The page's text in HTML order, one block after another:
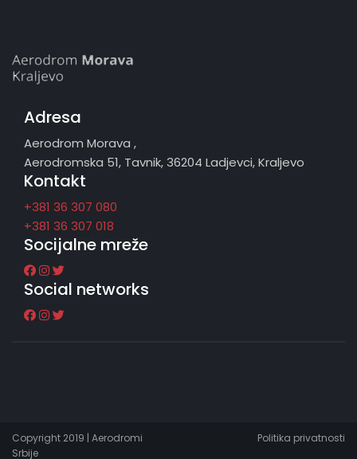
Adresa
Aerodrom Morava ,
Aerodromska 51, Tavnik, 36204 Ladjevci, Kraljevo
Kontakt
+381 36 307 080
+381 36 307 018
Socijalne mreže
Social networks
Copyright 2019 | Aerodromi
Srbije
Politika privatnosti